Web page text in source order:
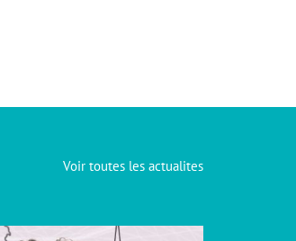
Voir toutes les actualites